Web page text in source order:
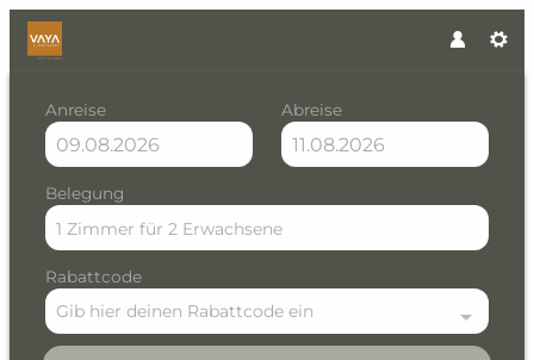
Anreise Abreise
Belegung
1 Zimmer für 2 Erwachsene
Rabattcode
Gib hier deinen Rabattcode ein